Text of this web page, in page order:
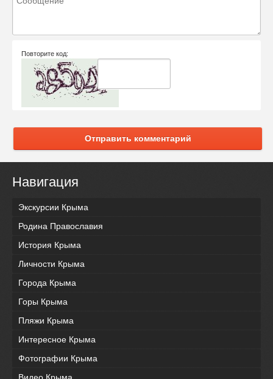
Повторите код:
Отправить комментарий
Навигация
Экскурсии Крыма
Родина Православия
История Крыма
Личности Крыма
Города Крыма
Горы Крыма
Пляжи Крыма
Интересное Крыма
Фотографии Крыма
Видео Крыма